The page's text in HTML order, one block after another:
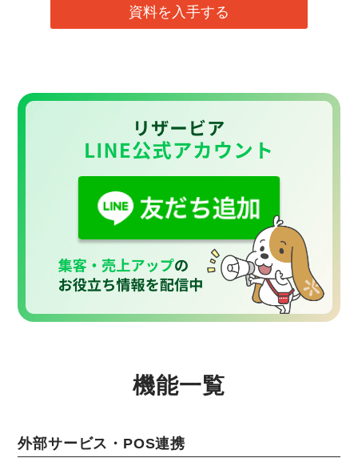
資料を入手する
機能一覧
外部サービス・POS連携